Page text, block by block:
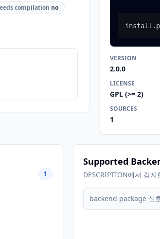
compilation no
VERSION
2.0.0
LICENSE
GPL (>= 2)
SOURCES
1
1
Supported
DESCRIPTION에서 감
backend package 신